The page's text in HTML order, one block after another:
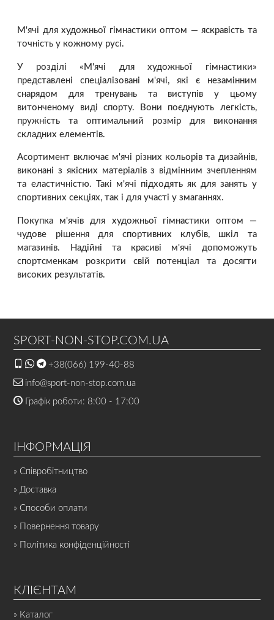
М'ячі для художньої гімнастики оптом — яскравість та
точність у кожному русі.
У розділі «М'ячі для художньої гімнастики»
представлені спеціалізовані м'ячі, які є незамінним
снарядом для тренувань та виступів у цьому
витонченому виді спорту. Вони поєднують легкість,
пружність та оптимальний розмір для виконання
складних елементів.
Асортимент включає м'ячі різних кольорів та дизайнів,
виконані з якісних матеріалів з відмінним зчепленням
та еластичністю. Такі м'ячі підходять як для занять у
спортивних секціях, так і для участі у змаганнях.
Покупка м'ячів для художньої гімнастики оптом —
чудове рішення для спортивних клубів, шкіл та
магазинів. Надійні та красиві м'ячі допоможуть
спортсменкам розкрити свій потенціал та досягти
високих результатів.
SPORT-NON-STOP.COM.UA
+38(066) 199-40-88
info@sport-non-stop.com.ua
Графік роботи: 8:00 - 17:00
ІНФОРМАЦІЯ
» Співробітництво
» Доставка
» Способи оплати
» Повернення товару
» Політика конфіденційності
КЛІЄНТАМ
» Каталог